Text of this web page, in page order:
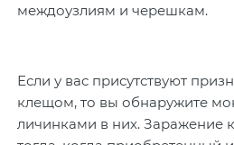
междоузлиям и черешкам.
Если у вас присутствуют
клещом, то вы обнаружите
личинками в них. Заражение